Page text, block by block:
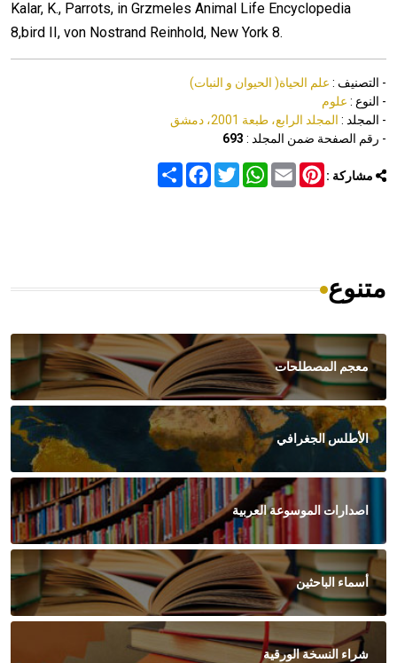
Kalar, K., Parrots, in Grzmeles Animal Life Encyclopedia
8,bird II, von Nostrand Reinhold, New York 8.
- التصنيف : علم الحياة( الحيوان و النبات)
- النوع : علوم
- المجلد : المجلد الرابع، طبعة 2001، دمشق
- رقم الصفحة ضمن المجلد : 693
مشاركة : Share
FacebookTwitter
WhatsAppEmail
Pinterest
متنوع
معجم المصطلحات
الأطلس الجغرافي
اصدارات الموسوعة العربية
أسماء الباحثين
شراء النسخة الورقية